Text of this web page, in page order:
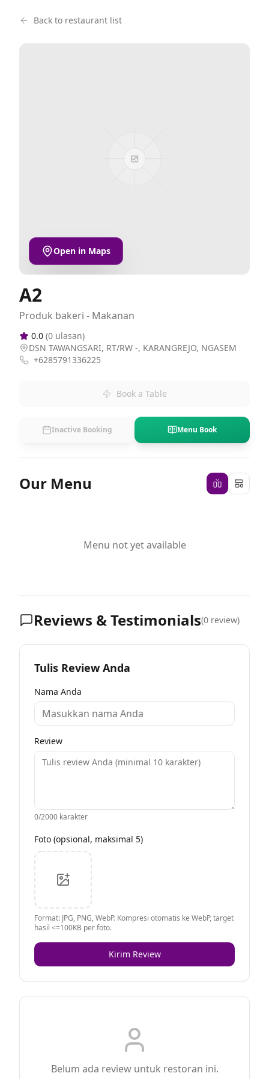
Back to restaurant list
Open in Maps
A2
Produk bakeri - Makanan
0.0 (0 ulasan)
DSN TAWANGSARI, RT/RW -, KARANGREJO, NGASEM
+6285791336225
Book a Table
Inactive Booking Menu Book
Our Menu
Menu not yet available
Reviews & Testimonials(0 review)
Tulis Review Anda
Nama Anda
Review
0/2000 karakter
Foto (opsional, maksimal 5)
Format: JPG, PNG, WebP. Kompresi otomatis ke WebP, target
hasil <=100KB per foto.
Kirim Review
Belum ada review untuk restoran ini.